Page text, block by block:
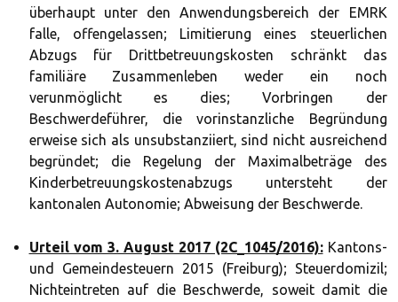
überhaupt unter den Anwendungsbereich der EMRK
falle, offengelassen; Limitierung eines steuerlichen
Abzugs für Drittbetreuungskosten schränkt das
familiäre Zusammenleben weder ein noch
verunmöglicht es dies; Vorbringen der
Beschwerdeführer, die vorinstanzliche Begründung
erweise sich als unsubstanziiert, sind nicht ausreichend
begründet; die Regelung der Maximalbeträge des
Kinderbetreuungskostenabzugs untersteht der
kantonalen Autonomie; Abweisung der Beschwerde.
Urteil vom 3. August 2017 (2C_1045/2016):Kantons-
und Gemeindesteuern 2015 (Freiburg); Steuerdomizil;
Nichteintreten auf die Beschwerde, soweit damit die